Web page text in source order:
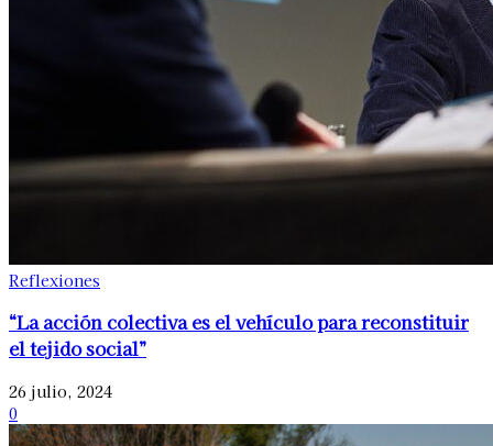
Reflexiones
“La acción colectiva es el vehículo para reconstituir
el tejido social”
26 julio, 2024
0